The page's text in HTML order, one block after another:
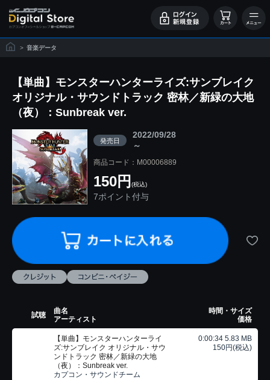
> 音楽データ
【単曲】モンスターハンターライズ:サンブレイク
オリジナル・サウンドトラック 密林／新緑の大地
（夜）：Sunbreak ver.
発売日
2022/09/28
～
商品コード：M00006889
150円 (税込)
7ポイント付与
試聴
曲名
アーティスト
時間・サイズ
価格
【単曲】モンスターハンターライ
ズ:サンブレイク オリジナル・サウ
ンドトラック 密林／新緑の大地
（夜）：Sunbreak ver.
カプコン・サウンドチーム
0:00:34 5.83 MB
150円(税込)